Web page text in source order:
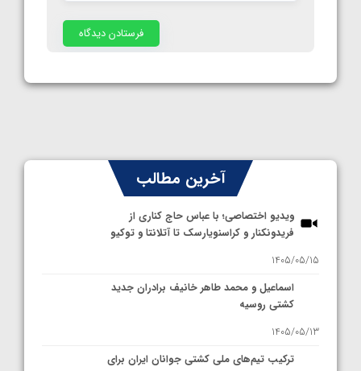
آخرین مطالب
ویدیو اختصاصی؛ با عباس حاج کناری از
فریدونکنار و کراسنویارسک تا آتلانتا و توکیو
1405/05/15
اسماعیل و محمد طاهر خانیف برادران جدید
کشتی روسیه
1405/05/13
ترکیب تیم‌های ملی کشتی جوانان ایران برای